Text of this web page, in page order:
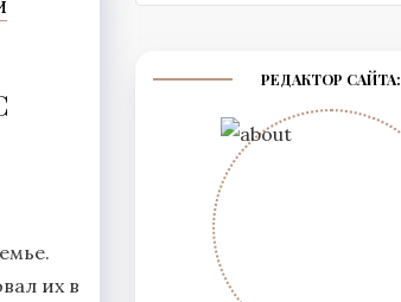
их в
РЕДАКТОР САЙТА: